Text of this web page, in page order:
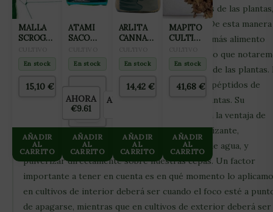
encargarán de estimular los procesos internos de las plantas,
favoreciendo el flujo de savia por su interior. De esta manera
podrá alimentarse mejor, ya que transportará más alimento
hasta la punta de cada uno de sus brazos, por lo que
su desarrollo desde las primeras fases de vida de las plantas.
su fórmula también encontramos una serie de péptidos de
cadena corta, ácidos fúlvicos y extractos de plantas. Su
aplicación será foliar, por lo que contamos con la ventaja de
que no saturaremos nuestro sustrato de fertilizante,
únicamente tendremos que aplicar 2 o 3ml/L de agua, y
pulverizar directamente sobre nuestras cepas. Un factor
importante a tener en cuenta es en qué momento lo
en cultivos de interior deberá ser cuando el foco esté a
de apagarse, mientras que en cultivos de exterior deberá ser
MALLA
SCROG
15X15CM
(2X25M)
En stock
15,10 €
AÑADIR
AL
CARRITO
ATAMI
SACO
LIGHTMIX
50L
En stock
AHORA
€9.61
AHORRAS
AÑADIR
AL
CARRITO
ARLITA
CANNA
CLAY
PEBLES
(ARCILLA
En stock
14,42 €
AÑADIR
AL
CARRITO
MAPITO
CULTIWOOL
En stock
41,68 €
AÑADIR
AL
CARRITO